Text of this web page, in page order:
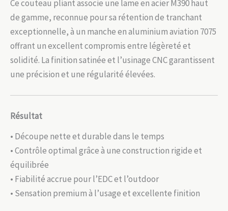
Ce couteau pliant associe une lame en acier M390 haut
de gamme, reconnue pour sa rétention de tranchant
exceptionnelle, à un manche en aluminium aviation 7075
offrant un excellent compromis entre légèreté et
solidité. La finition satinée et l’usinage CNC garantissent
une précision et une régularité élevées.
Résultat
• Découpe nette et durable dans le temps
• Contrôle optimal grâce à une construction rigide et
équilibrée
• Fiabilité accrue pour l’EDC et l’outdoor
• Sensation premium à l’usage et excellente finition